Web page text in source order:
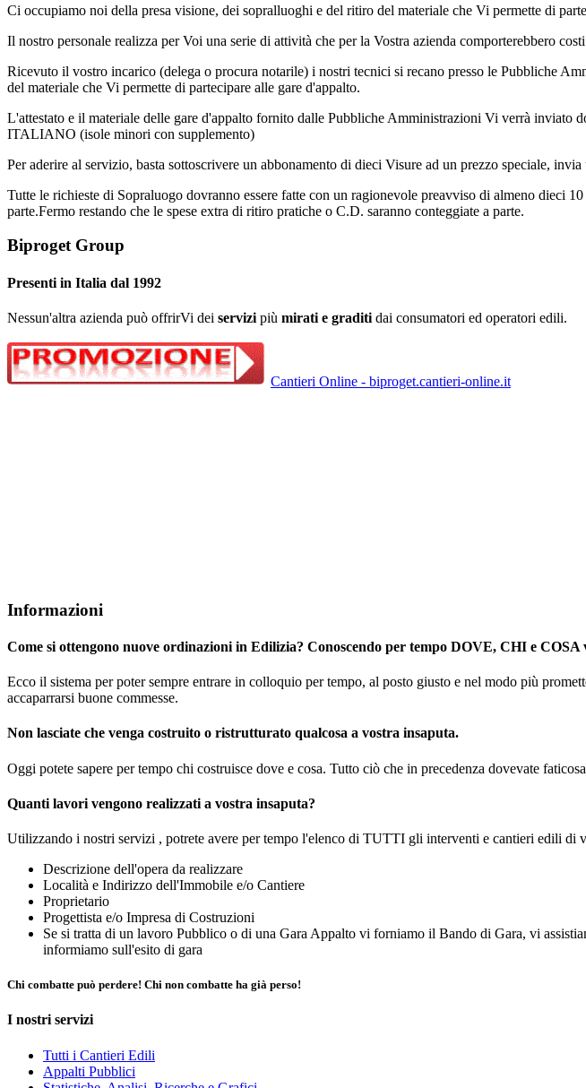
Ci occupiamo noi della presa visione, dei sopralluoghi e del ritiro del materiale che Vi permette di
Il nostro personale realizza per Voi una serie di attività che per la Vostra azienda comporterebbero
Ricevuto il vostro incarico (delega o procura notarile) i nostri tecnici si recano presso le Pubbliche
del materiale che Vi permette di partecipare alle gare d'appalto.
L'attestato e il materiale delle gare d'appalto fornito dalle Pubbliche Amministrazioni Vi verrà
ITALIANO (isole minori con supplemento)
Per aderire al servizio, basta sottoscrivere un abbonamento di dieci Visure ad un prezzo speciale,
Tutte le richieste di Sopraluogo dovranno essere fatte con un ragionevole preavviso di almeno dieci
parte.Fermo restando che le spese extra di ritiro pratiche o C.D. saranno conteggiate a parte.
Biproget Group
Presenti in Italia dal 1992
Nessun'altra azienda può offrirVi dei servizi più mirati e graditi dai consumatori ed operatori edili.
Cantieri Online - biproget.cantieri-online.it
Informazioni
Come si ottengono nuove ordinazioni in Edilizia? Conoscendo per tempo DOVE, CHI e
Ecco il sistema per poter sempre entrare in colloquio per tempo, al posto giusto e nel modo più
accaparrarsi buone commesse.
Non lasciate che venga costruito o ristrutturato qualcosa a vostra insaputa.
Oggi potete sapere per tempo chi costruisce dove e cosa. Tutto ciò che in precedenza dovevate
Quanti lavori vengono realizzati a vostra insaputa?
Utilizzando i nostri servizi , potrete avere per tempo l'elenco di TUTTI gli interventi e cantieri edili di
Descrizione dell'opera da realizzare
Località e Indirizzo dell'Immobile e/o Cantiere
Proprietario
Progettista e/o Impresa di Costruzioni
Se si tratta di un lavoro Pubblico o di una Gara Appalto vi forniamo il Bando di Gara, vi
informiamo sull'esito di gara
Chi combatte può perdere! Chi non combatte ha già perso!
I nostri servizi
Tutti i Cantieri Edili
Appalti Pubblici